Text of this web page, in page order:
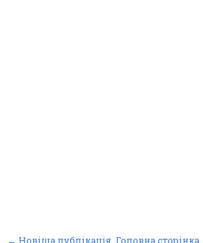
← Новіша публікація Головна сторінка